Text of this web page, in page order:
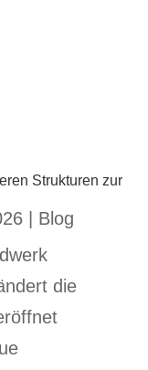
Strukturen zur
Blog
die